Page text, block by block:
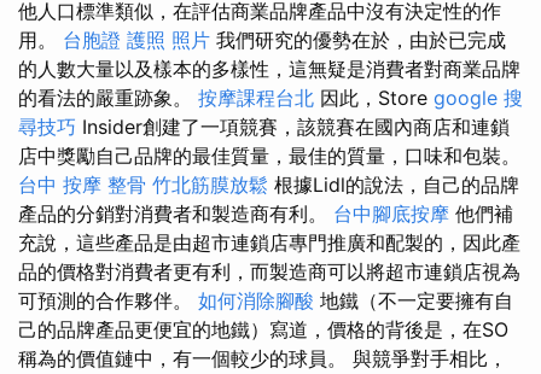
他人口標準類似，在評估商業品牌產品中沒有決定性的作
用。 台胞證 護照 照片 我們研究的優勢在於，由於已完成
的人數大量以及樣本的多樣性，這無疑是消費者對商業品牌
的看法的嚴重跡象。 按摩課程台北 因此，Store google 搜
尋技巧 Insider創建了一項競賽，該競賽在國內商店和連鎖
店中獎勵自己品牌的最佳質量，最佳的質量，口味和包裝。
台中 按摩 整骨 竹北筋膜放鬆 根據Lidl的說法，自己的品牌
產品的分銷對消費者和製造商有利。 台中腳底按摩 他們補
充說，這些產品是由超市連鎖店專門推廣和配製的，因此產
品的價格對消費者更有利，而製造商可以將超市連鎖店視為
可預測的合作夥伴。 如何消除腳酸 地鐵（不一定要擁有自
己的品牌產品更便宜的地鐵）寫道，價格的背後是，在SO
稱為的價值鏈中，有一個較少的球員。 與競爭對手相比，